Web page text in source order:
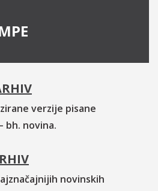
verzije pisane
bh. novina.
novinskih